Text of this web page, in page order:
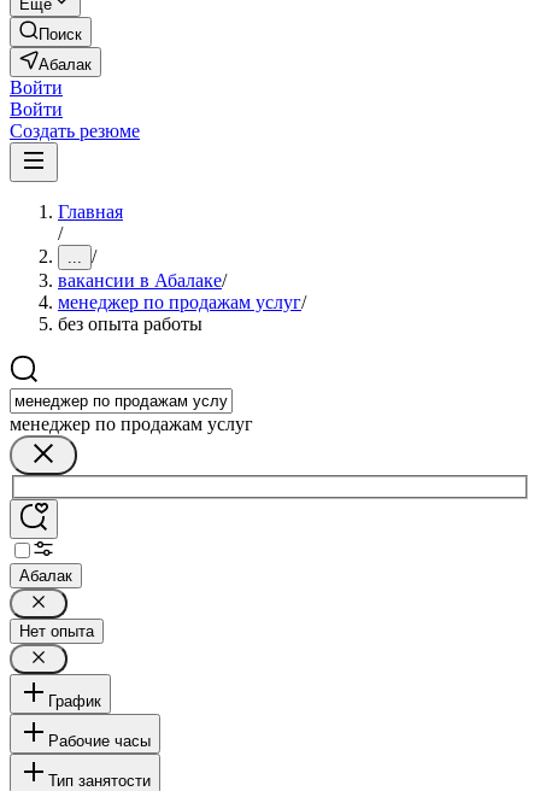
Ещё
Поиск
Абалак
Войти
Войти
Создать резюме
Главная
/
... /
вакансии в Абалаке/
менеджер по продажам услуг/
без опыта работы
менеджер по продажам услуг
Абалак
Нет опыта
График
Рабочие часы
Тип занятости